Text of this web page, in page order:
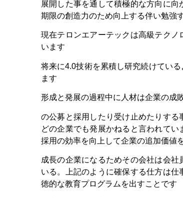
展開した事を通して積極的な方向に
期限の創造力のため向上する伴い勉強
現在テロンエアーテックは高級テク
います
将来に4.0技術を累積し研究続けてい
ます
形成と発展の過程中に人材は企業の成
の公募と採用したり受け止めたりす
どの企業でも発展かねると言われて
採用の効率を向上して企業の追加価値
成長の企業になるためその会社は会
いる。上記のように確保する仕方は
徳的な教育プログラムを出すことです